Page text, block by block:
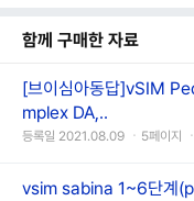
함께 구매한 자료
[브이심아동답]vSIM
mplex DA,..
등록일 2021.08.09 ㆍ5페이지 ㆍ
vsim sabina 1~6단계